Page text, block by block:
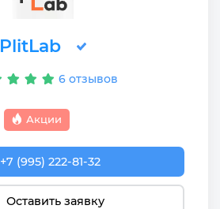
PlitLab
6 отзывов
Акции
+7 (995) 222-81-32
Оставить заявку